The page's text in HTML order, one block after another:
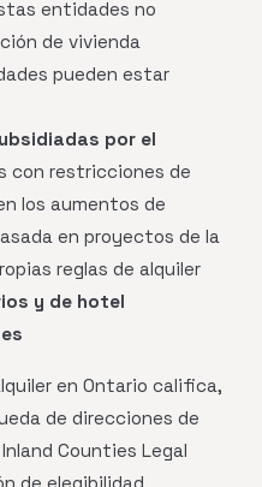
entidades no
de vivienda
pueden estar
por el
con restricciones de
los aumentos de
en proyectos de la
reglas de alquiler
y de hotel
en Ontario califica,
de direcciones de
Counties Legal